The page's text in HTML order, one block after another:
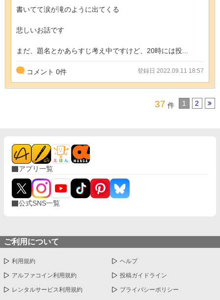
書いてて涙が滝のように出てくる
悲しいお話です
まだ、題名とかあらすじ考え中ですけど、20時には投...
コメント 0件 登録日 2022.09.11 18:57
37 件 1 2
アプリ一覧
公式SNS一覧
ご利用について
利用規約 ヘルプ
アルファコイン利用規約 投稿ガイドライン
レンタルサービス利用規約 プライバシーポリシー